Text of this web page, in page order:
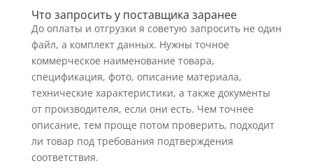
Что запросить у поставщика заранее
До оплаты и отгрузки я советую запросить не один
файл, а комплект данных. Нужны точное
коммерческое наименование товара,
спецификация, фото, описание материала,
технические характеристики, а также документы
от производителя, если они есть. Чем точнее
описание, тем проще потом проверить, подходит
ли товар под требования подтверждения
соответствия.